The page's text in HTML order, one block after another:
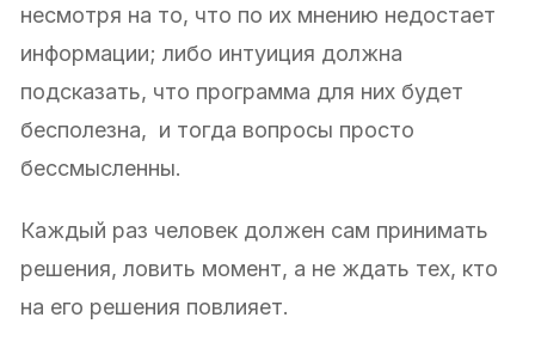
несмотря на то, что по их мнению недостает
информации; либо интуиция должна
подсказать, что программа для них будет
бесполезна, и тогда вопросы просто
бессмысленны.
Каждый раз человек должен сам принимать
решения, ловить момент, а не ждать тех, кто
на его решения повлияет.